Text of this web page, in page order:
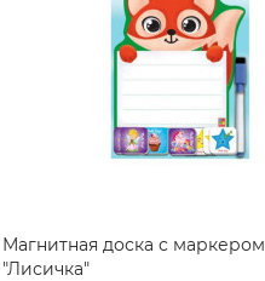
Магнитная доска с маркером
"Лисичка"